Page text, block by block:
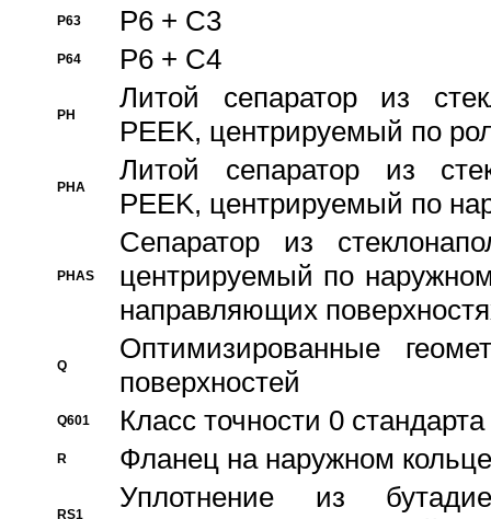
P63 P6 + C3
P64 P6 + C4
PH
Литой сепаратор из
PEEK, центрируемый по
PHA
Литой сепаратор из
PEEK, центрируемый по
PHAS
Сепаратор из
центрируемый по
направляющих
Q
Оптимизированные
поверхностей
Q601 Класс точности 0
R Фланец на наружном кольце
RS1
Уплотнение из